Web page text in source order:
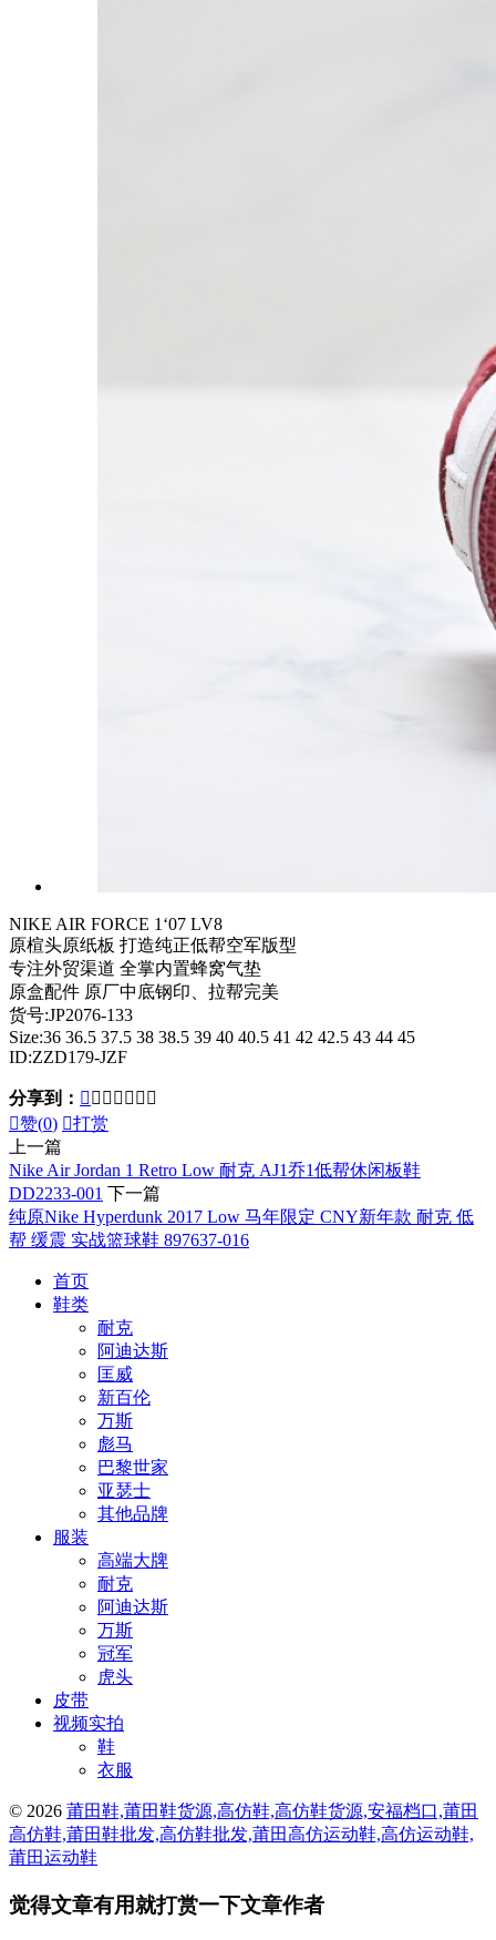
NIKE AIR FORCE 1‘07 LV8
原楦头原纸板 打造纯正低帮空军版型
专注外贸渠道 全掌内置蜂窝气垫
原盒配件 原厂中底钢印、拉帮完美
货号:JP2076-133
Size:36 36.5 37.5 38 38.5 39 40 40.5 41 42 42.5 43 44 45
ID:ZZD179-JZF
分享到：       
赞(0) 打赏
上一篇
Nike Air Jordan 1 Retro Low 耐克 AJ1乔1低帮休闲板鞋
DD2233-001 下一篇
纯原Nike Hyperdunk 2017 Low 马年限定 CNY新年款 耐克 低
帮 缓震 实战篮球鞋 897637-016
首页
鞋类
耐克
阿迪达斯
匡威
新百伦
万斯
彪马
巴黎世家
亚瑟士
其他品牌
服装
高端大牌
耐克
阿迪达斯
万斯
冠军
虎头
皮带
视频实拍
鞋
衣服
© 2026 莆田鞋,莆田鞋货源,高仿鞋,高仿鞋货源,安福档口,莆田
高仿鞋,莆田鞋批发,高仿鞋批发,莆田高仿运动鞋,高仿运动鞋,
莆田运动鞋
觉得文章有用就打赏一下文章作者